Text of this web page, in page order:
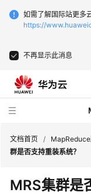
如需了解国际站更多
https://
不再显示此消息
新
文档首页 /
群是否支持重装系统？
MRS集群是